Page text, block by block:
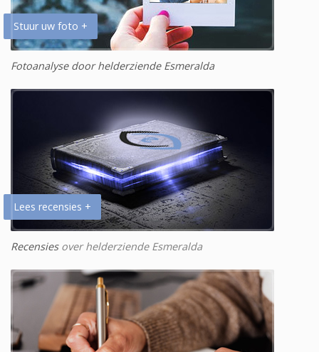
Stuur uw foto +
Fotoanalyse door helderziende Esmeralda
Lees recensies +
Recensiesover helderziende Esmeralda